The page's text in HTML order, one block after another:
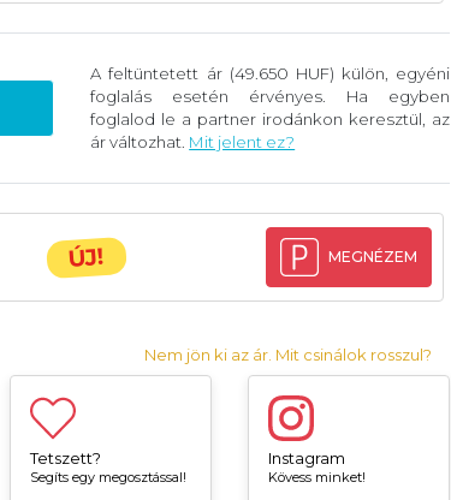
A feltüntetett ár (49.650 HUF) külön, egyéni
foglalás esetén érvényes. Ha egyben
foglalod le a partner irodánkon keresztül, az
ár változhat. Mit jelent ez?
ÚJ! MEGNÉZEM
Nem jön ki az ár. Mit csinálok rosszul?
Tetszett?
Segíts egy megosztással!
Instagram
Kövess minket!